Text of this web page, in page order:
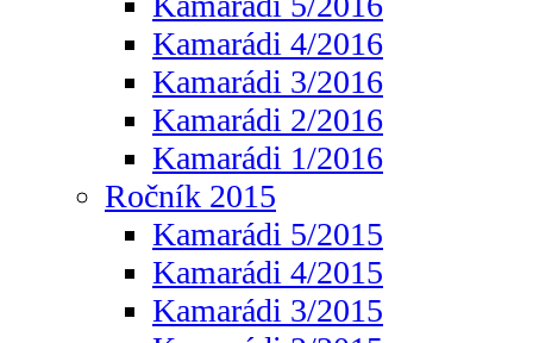
Kamarádi 4/2016
Kamarádi 3/2016
Kamarádi 2/2016
Kamarádi 1/2016
Ročník 2015
Kamarádi 5/2015
Kamarádi 4/2015
Kamarádi 3/2015